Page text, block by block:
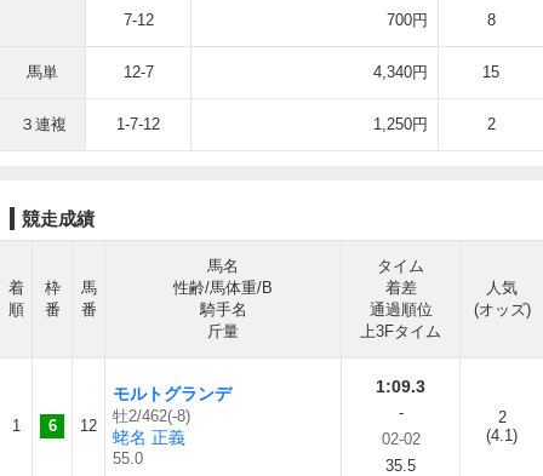
7-12 700円 8
馬単 12-7 4,340円 15
３連複 1-7-12 1,250円 2
競走成績
着
順
枠
番
馬
番
馬名
性齢/馬体重/B
騎手名
斤量
タイム
着差
通過順位
上3Fタイム
人気
(オッズ)
1 6 12
モルトグランデ
牡2/462(-8)
蛯名 正義
55.0
1:09.3
-
02-02
35.5
2
(4.1)